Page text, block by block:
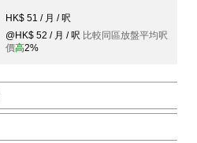
HK$ 51 / 月 / 呎
@HK$ 52 / 月 / 呎 比較同區放盤平均呎
價高2%